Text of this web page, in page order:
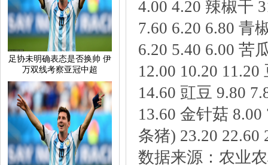
足协未明确表态是否换帅伊
万双线考察亚冠中超
4.004.20辣椒干
7.606.206.80青
6.205.406.00苦
14.60豇豆
13.60金针菇
条猪
数据来源：农业